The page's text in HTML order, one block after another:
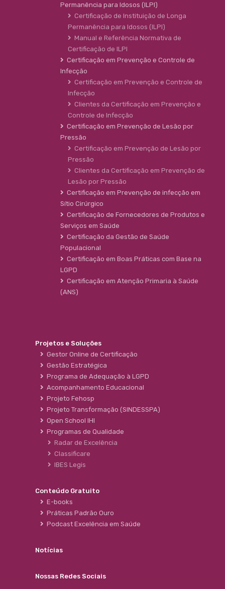
Permanência para Idosos (ILPI)
Certificação de Instituição de Longa
Permanência para Idosos (ILPI)
Manual e Referência Normativa de
Certificação de ILPI
Certificação em Prevenção e Controle de
Infecção
Certificação em Prevenção e Controle de
Infecção
Clientes da Certificação em Prevenção e
Controle de Infecção
Certificação em Prevenção de Lesão por
Pressão
Certificação em Prevenção de Lesão por
Pressão
Clientes da Certificação em Prevenção de
Lesão por Pressão
Certificação em Prevenção de infecção em
Sítio Cirúrgico
Certificação de Fornecedores de Produtos e
Serviços em Saúde
Certificação da Gestão de Saúde
Populacional
Certificação em Boas Práticas com Base na
LGPD
Certificação em Atenção Primaria à Saúde
(ANS)
Projetos e Soluções
Gestor Online de Certificação
Gestão Estratégica
Programa de Adequação à LGPD
Acompanhamento Educacional
Projeto Fehosp
Projeto Transformação (SINDESSPA)
Open School IHI
Programas de Qualidade
Radar de Excelência
Classificare
IBES Legis
Conteúdo Gratuito
E-books
Práticas Padrão Ouro
Podcast Excelência em Saúde
Notícias
Nossas Redes Sociais